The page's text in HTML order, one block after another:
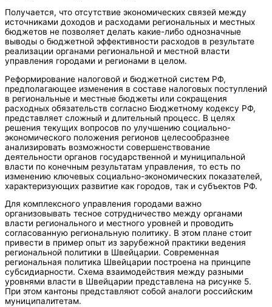
Получается, что отсутствие экономических связей между
источниками доходов и расходами региональных и местных
бюджетов не позволяет делать какие-либо однозначные
выводы о бюджетной эффективности расходов в результате
реализации органами региональной и местной власти
управления городами и регионами в целом.
Реформирование налоговой и бюджетной систем РФ,
предполагающее изменения в составе налоговых поступлений
в региональные и местные бюджеты или сокращения
расходных обязательств согласно Бюджетному кодексу РФ,
представляет сложный и длительный процесс. В целях
решения текущих вопросов по улучшению социально-
экономического положения регионов целесообразнее
анализировать возможности совершенствование
деятельности органов государственной и муниципальной
власти по конечным результатам управления, то есть по
изменению ключевых социально-экономических показателей,
характеризующих развитие как городов, так и субъектов РФ.
Для комплексного управления городами важно
организовывать тесное сотрудничество между органами
власти регионального и местного уровней и проводить
согласованную региональную политику. В этом плане стоит
привести в пример опыт из зарубежной практики ведения
региональной политики в Швейцарии. Современная
региональная политика Швейцарии построена на принципе
субсидиарности. Схема взаимодействия между разными
уровнями власти в Швейцарии представлена на рисунке 5.
При этом кантоны представляют собой аналоги российским
муниципалитетам.